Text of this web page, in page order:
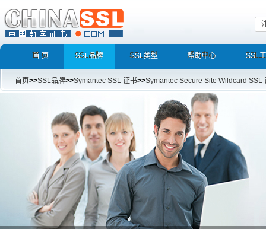
首 页 SSL品牌 SSL类型 帮助中心 SSL
首页>>SSL品牌>>Symantec SSL 证书>>Symantec Secure Site Wildcard SSL